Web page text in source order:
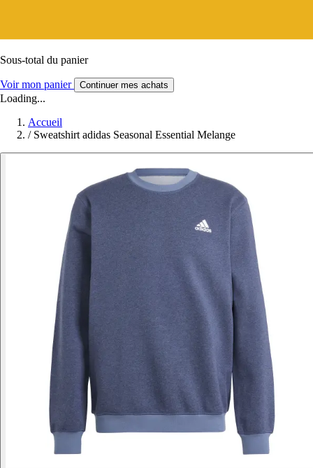
Sous-total du panier
Voir mon panier Continuer mes achats
Loading...
Accueil
/ Sweatshirt adidas Seasonal Essential Melange